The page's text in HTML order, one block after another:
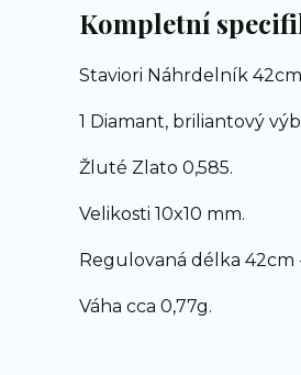
Kompletní
Staviori Náhrdelník
1 Diamant, briliantový
Žluté Zlato 0,585.
Velikosti 10x10 mm.
Regulovaná délka 42cm
Váha cca 0,77g.